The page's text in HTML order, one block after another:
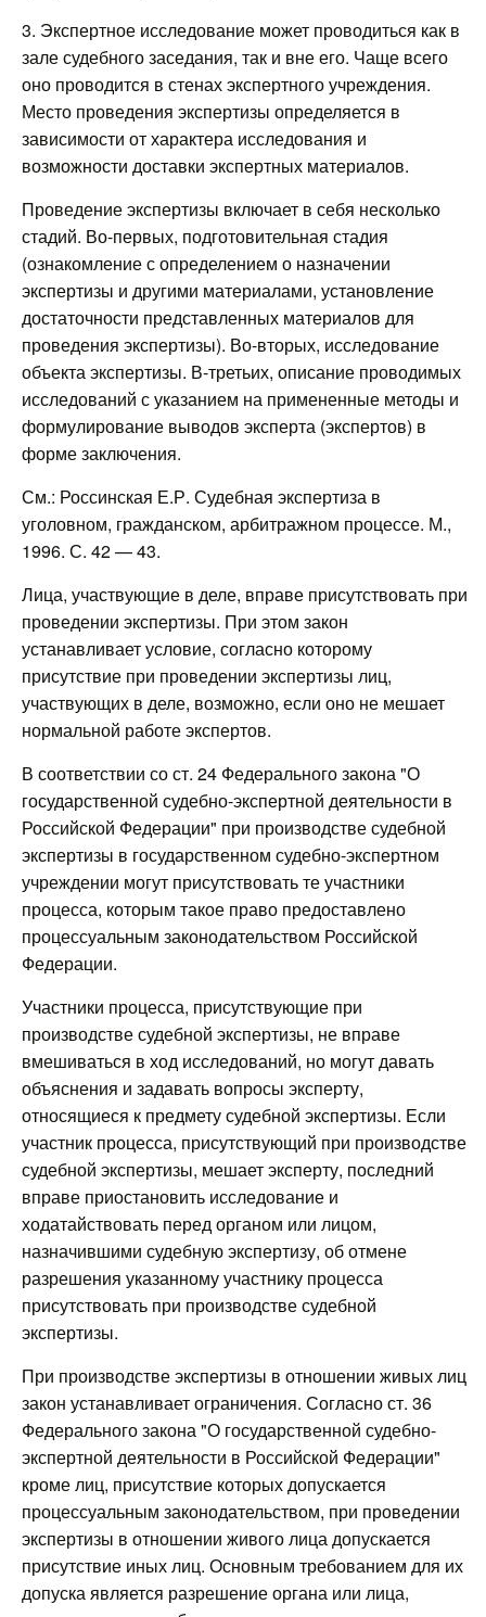
3. Экспертное исследование может проводиться как в
зале судебного заседания, так и вне его. Чаще всего
оно проводится в стенах экспертного учреждения.
Место проведения экспертизы определяется в
зависимости от характера исследования и
возможности доставки экспертных материалов.
Проведение экспертизы включает в себя несколько
стадий. Во-первых, подготовительная стадия
(ознакомление с определением о назначении
экспертизы и другими материалами, установление
достаточности представленных материалов для
проведения экспертизы). Во-вторых, исследование
объекта экспертизы. В-третьих, описание проводимых
исследований с указанием на примененные методы и
формулирование выводов эксперта (экспертов) в
форме заключения.
См.: Россинская Е.Р. Судебная экспертиза в
уголовном, гражданском, арбитражном процессе. М.,
1996. С. 42 — 43.
Лица, участвующие в деле, вправе присутствовать при
проведении экспертизы. При этом закон
устанавливает условие, согласно которому
присутствие при проведении экспертизы лиц,
участвующих в деле, возможно, если оно не мешает
нормальной работе экспертов.
В соответствии со ст. 24 Федерального закона "О
государственной судебно-экспертной деятельности в
Российской Федерации" при производстве судебной
экспертизы в государственном судебно-экспертном
учреждении могут присутствовать те участники
процесса, которым такое право предоставлено
процессуальным законодательством Российской
Федерации.
Участники процесса, присутствующие при
производстве судебной экспертизы, не вправе
вмешиваться в ход исследований, но могут давать
объяснения и задавать вопросы эксперту,
относящиеся к предмету судебной экспертизы. Если
участник процесса, присутствующий при производстве
судебной экспертизы, мешает эксперту, последний
вправе приостановить исследование и
ходатайствовать перед органом или лицом,
назначившими судебную экспертизу, об отмене
разрешения указанному участнику процесса
присутствовать при производстве судебной
экспертизы.
При производстве экспертизы в отношении живых лиц
закон устанавливает ограничения. Согласно ст. 36
Федерального закона "О государственной судебно-
экспертной деятельности в Российской Федерации"
кроме лиц, присутствие которых допускается
процессуальным законодательством, при проведении
экспертизы в отношении живого лица допускается
присутствие иных лиц. Основным требованием для их
допуска является разрешение органа или лица,